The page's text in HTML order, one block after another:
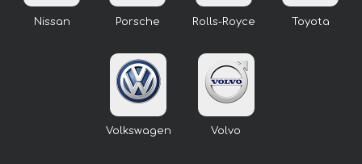
Nissan Porsche Rolls-Royce Toyota
Volkswagen Volvo